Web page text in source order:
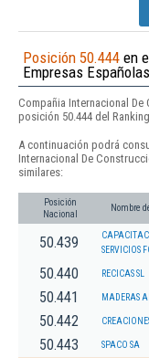
Posición 50.444 en
Empresas Españolas
Compañia Internacional De
posición 50.444 del
A continuación podrá
Internacional De
similares:
Posición
Nacional
Nombre
50.439
SERVICIOS
50.440 RECICAS SL
50.441 MADERAS
50.442
50.443 SPACO SA